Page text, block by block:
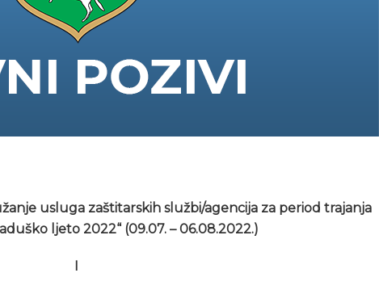
usluga zaštitarskih službi/agencija za period trajanja
ljeto 2022“ (09.07. – 06.08.2022.)
I